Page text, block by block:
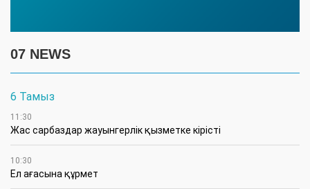
07 NEWS
6 Тамыз
11:30
Жас сарбаздар жауынгерлік қызметке кірісті
10:30
Ел ағасына құрмет